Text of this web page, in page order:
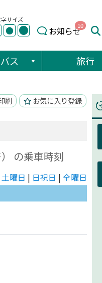
サイズ
● ● お知らせ10
ス 旅行
刷 お気に入り登録
の乗車時刻
土曜日 | 日祝日 | 全曜日